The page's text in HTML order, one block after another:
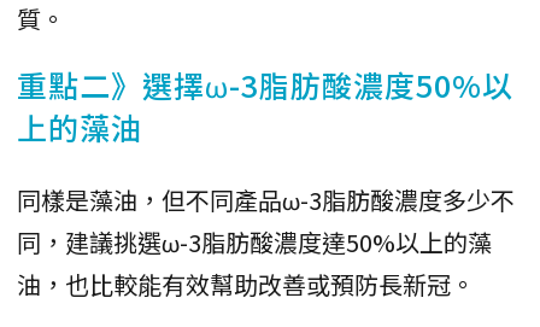
質。
重點二》選擇ω-3脂肪酸濃度50%以
上的藻油
同樣是藻油，但不同產品ω-3脂肪酸濃度多少不
同，建議挑選ω-3脂肪酸濃度達50%以上的藻
油，也比較能有效幫助改善或預防長新冠。